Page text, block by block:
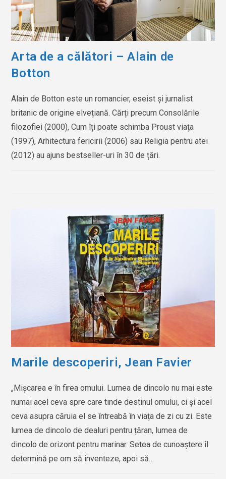
Arta de a călători – Alain de
Botton
Alain de Botton este un romancier, eseist și jurnalist
britanic de origine elvețiană. Cărți precum Consolările
filozofiei (2000), Cum îți poate schimba Proust viața
(1997), Arhitectura fericirii (2006) sau Religia pentru atei
(2012) au ajuns bestseller-uri în 30 de țări.
Marile descoperiri, Jean Favier
„Mișcarea e în firea omului. Lumea de dincolo nu mai este
numai acel ceva spre care tinde destinul omului, ci și acel
ceva asupra căruia el se întreabă în viața de zi cu zi. Este
lumea de dincolo de dealuri pentru țăran, lumea de
dincolo de orizont pentru marinar. Setea de cunoaștere îl
determină pe om să inventeze, apoi să…